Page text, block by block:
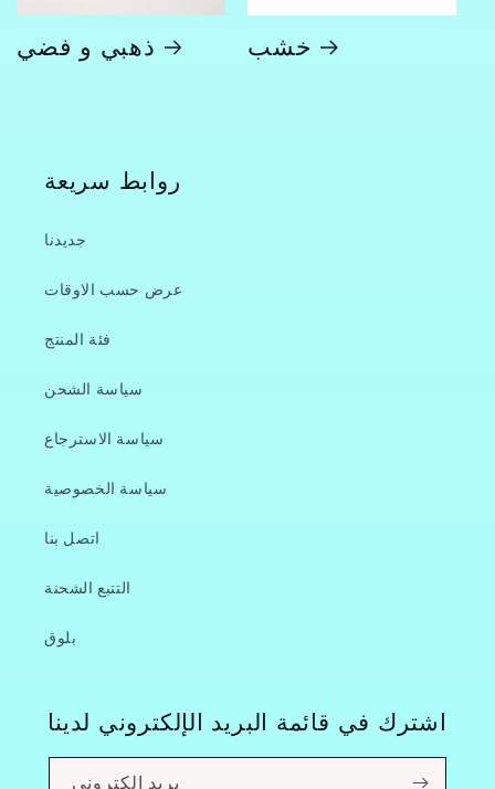
ذهبي و فضي خشب
روابط سريعة
جديدنا
عرض حسب الاوقات
فئة المنتج
سياسة الشحن
سياسة الاسترجاع
سياسة الخصوصية
اتصل بنا
التتبع الشحنة
بلوق
اشترك في قائمة البريد الإلكتروني لدينا
بريد إلكتروني